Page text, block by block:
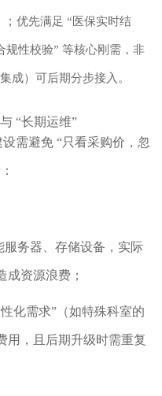
优先满足 “医保实时结
规性校验” 等核心刚需，非
成）可后期分步接入。
“长期运维”
设需避免 “只看采购价，忽
服务器、存储设备，实际
成资源浪费；
化需求”（如特殊科室的
用，且后期升级时需重复